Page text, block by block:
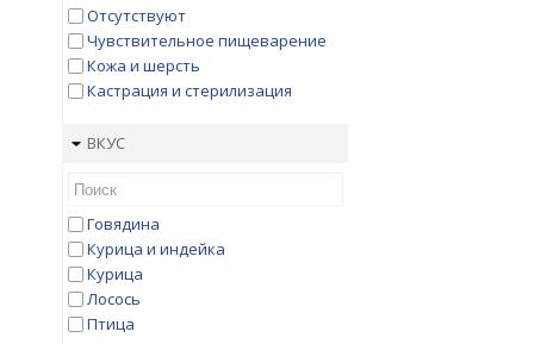
Отсутствуют
Чувствительное пищеварение
Кожа и шерсть
Кастрация и стерилизация
ВКУС
Говядина
Курица и индейка
Курица
Лосось
Птица